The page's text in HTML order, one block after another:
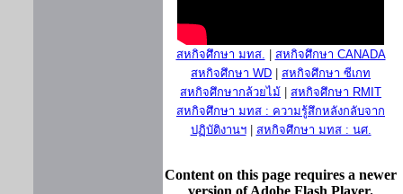
สหกิจศึกษา มทส.
สหกิจศึกษา CANADA
สหกิจศึกษา WD
สหกิจศึกษา ซีเกท
สหกิจศึกษากล้วยไม้
สหกิจศึกษา RMIT
สหกิจศึกษา มทส : ความรู้สึกหลังกลับจาก
ปฏิบัติงานฯ| สหกิจศึกษา มทส : นศ.
Content on this page requires a newer